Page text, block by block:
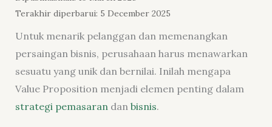
Terakhir diperbarui: 5 December 2025
Untuk menarik pelanggan dan memenangkan
persaingan bisnis, perusahaan harus menawarkan
sesuatu yang unik dan bernilai. Inilah mengapa
Value Proposition menjadi elemen penting dalam
strategi pemasarandan bisnis.